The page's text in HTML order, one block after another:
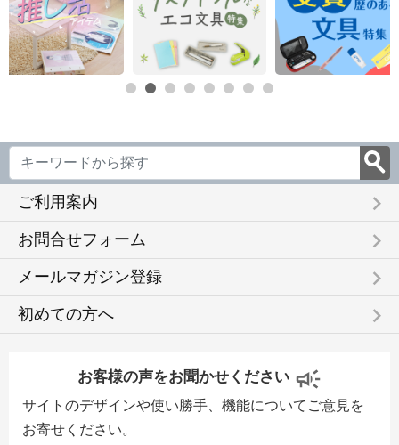
ご利用案内 keyboard_arrow_right
お問合せフォーム keyboard_arrow_right
メールマガジン登録 keyboard_arrow_right
初めての方へ keyboard_arrow_right
お客様の声をお聞かせください
サイトのデザインや使い勝手、機能についてご意見を
お寄せください。